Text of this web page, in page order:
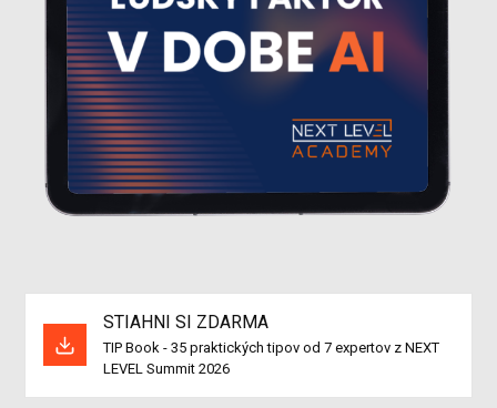
STIAHNI SI ZDARMA
TIP Book - 35 praktických tipov od 7 expertov z NEXT
LEVEL Summit 2026